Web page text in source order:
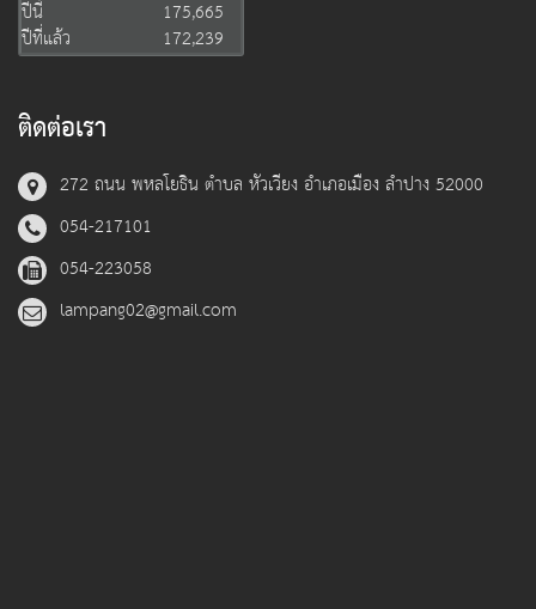
ปีนี้
175,665
ปีที่แล้ว
172,239
ติดต่อเรา
272 ถนน พหลโยธิน ตำบล หัวเวียง อำเภอเมือง ลำปาง 52000
054-217101
054-223058
lampang02@gmail.com